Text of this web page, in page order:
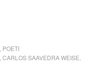
POETI
CARLOS SAAVEDRA WEISE